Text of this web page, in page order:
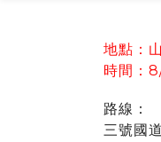
地點：
時間：
路線：
三號國